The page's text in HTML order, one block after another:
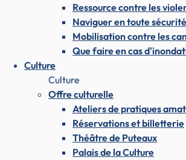
Ressource contre les
Naviguer en toute sécurité
Mobilisation contre les
Que faire en cas
Culture
Culture
Offre culturelle
Ateliers de pratiques
Réservations et billetterie
Théâtre de Puteaux
Palais de la Culture